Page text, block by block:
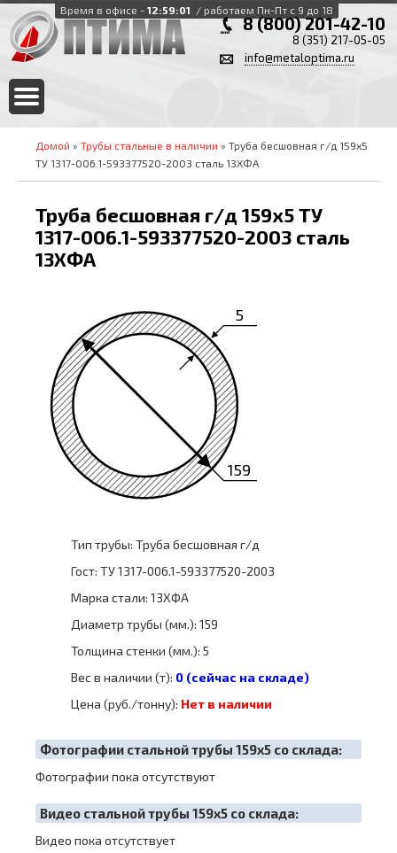
Время в офисе - 12:59:01 / работаем Пн-Пт с 9 до 18
8 (800) 201-42-10
8 (351) 217-05-05
info@metaloptima.ru
Домой » Трубы стальные в наличии » Труба бесшовная г/д 159х5
ТУ 1317-006.1-593377520-2003 сталь 13ХФА
Труба бесшовная г/д 159х5 ТУ
1317-006.1-593377520-2003 сталь
13ХФА
159
5
Тип трубы: Труба бесшовная г/д
Гост: ТУ 1317-006.1-593377520-2003
Марка стали: 13ХФА
Диаметр трубы (мм.): 159
Толщина стенки (мм.): 5
Вес в наличии (т): 0 (сейчас на складе)
Цена (руб./тонну): Нет в наличии
Фотографии стальной трубы 159х5 со склада:
Фотографии пока отсутствуют
Видео стальной трубы 159х5 со склада:
Видео пока отсутствует